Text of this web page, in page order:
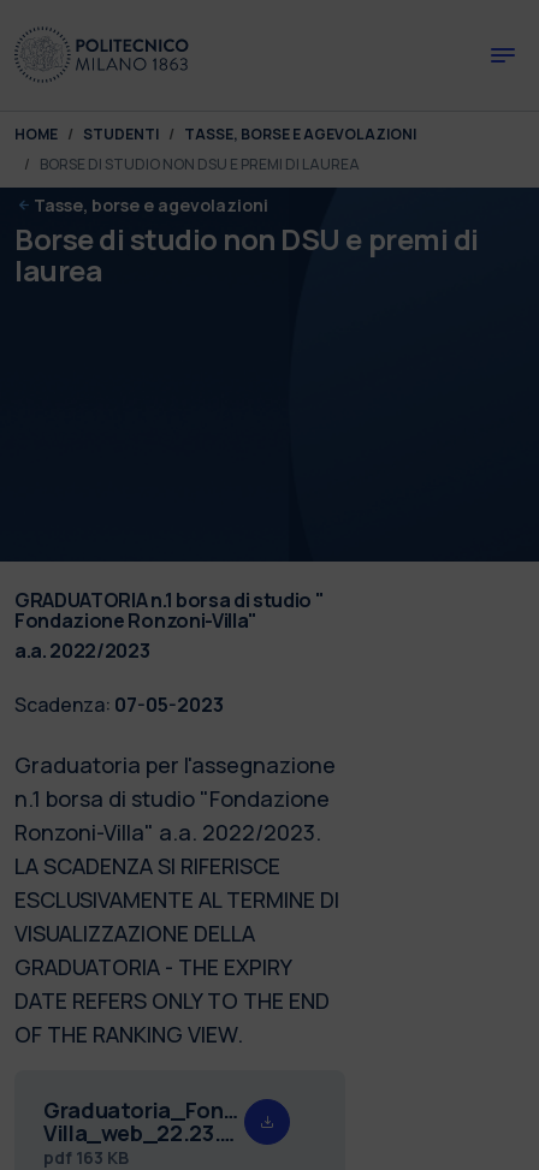
You are here:
HOME STUDENTI
TASSE, BORSE E AGEVOLAZIONI
BORSE DI STUDIO NON DSU E PREMI DI LAUREA
Tasse, borse e agevolazioni
Borse di studio non DSU e premi di
laurea
GRADUATORIA n.1 borsa di studio "
Fondazione Ronzoni-Villa"
a.a. 2022/2023
Scadenza: 07-05-2023
Graduatoria per l'assegnazione
n.1 borsa di studio "Fondazione
Ronzoni-Villa" a.a. 2022/2023.
LA SCADENZA SI RIFERISCE
ESCLUSIVAMENTE AL TERMINE DI
VISUALIZZAZIONE DELLA
GRADUATORIA - THE EXPIRY
DATE REFERS ONLY TO THE END
OF THE RANKING VIEW.
Graduatoria_Fondazione_Ronzoni-
Villa_web_22.23.pdf
pdf 163 KB